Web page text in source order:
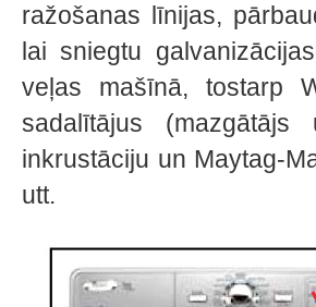
ražošanas līnijas,
lai sniegtu
veļas mašīnā, tostarp
sadalītājus
inkrustāciju un Maytag-
utt.